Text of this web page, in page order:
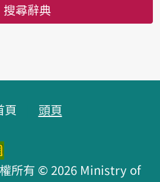
搜尋辭典
頁 頭頁
所有 © 2026 Ministry of